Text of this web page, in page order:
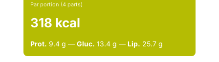
Par portion (4 parts)
318 kcal
Prot. 9.4 g — Gluc. 13.4 g — Lip. 25.7 g